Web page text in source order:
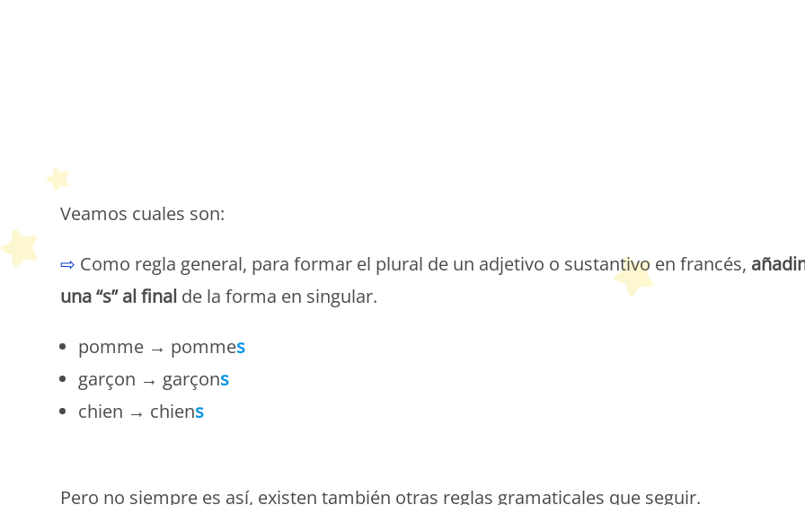
Veamos cuales son:
⇨ Como regla general, para formar el plural de un adjetivo o sustantivo en francés,
una “s” al final de la forma en singular.
pomme → pommes
garçon → garçons
chien → chiens
Pero no siempre es así, existen también otras reglas gramaticales que seguir.